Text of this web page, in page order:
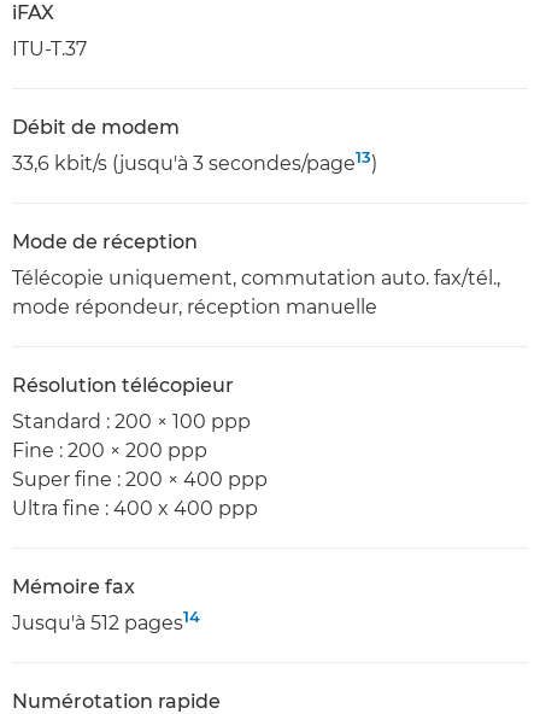
iFAX
ITU-T.37
Débit de modem
33,6 kbit/s (jusqu'à 3 secondes/page13)
Mode de réception
Télécopie uniquement, commutation auto. fax/tél.,
mode répondeur, réception manuelle
Résolution télécopieur
Standard : 200 × 100 ppp
Fine : 200 × 200 ppp
Super fine : 200 × 400 ppp
Ultra fine : 400 x 400 ppp
Mémoire fax
Jusqu'à 512 pages14
Numérotation rapide